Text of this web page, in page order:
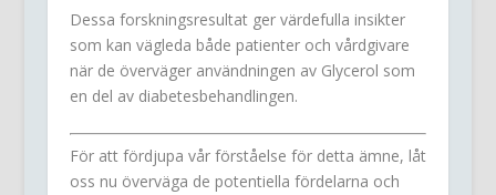
Dessa forskningsresultat ger värdefulla insikter
som kan vägleda både patienter och vårdgivare
när de överväger användningen av Glycerol som
en del av diabetesbehandlingen.
För att fördjupa vår förståelse för detta ämne, låt
oss nu överväga de potentiella fördelarna och